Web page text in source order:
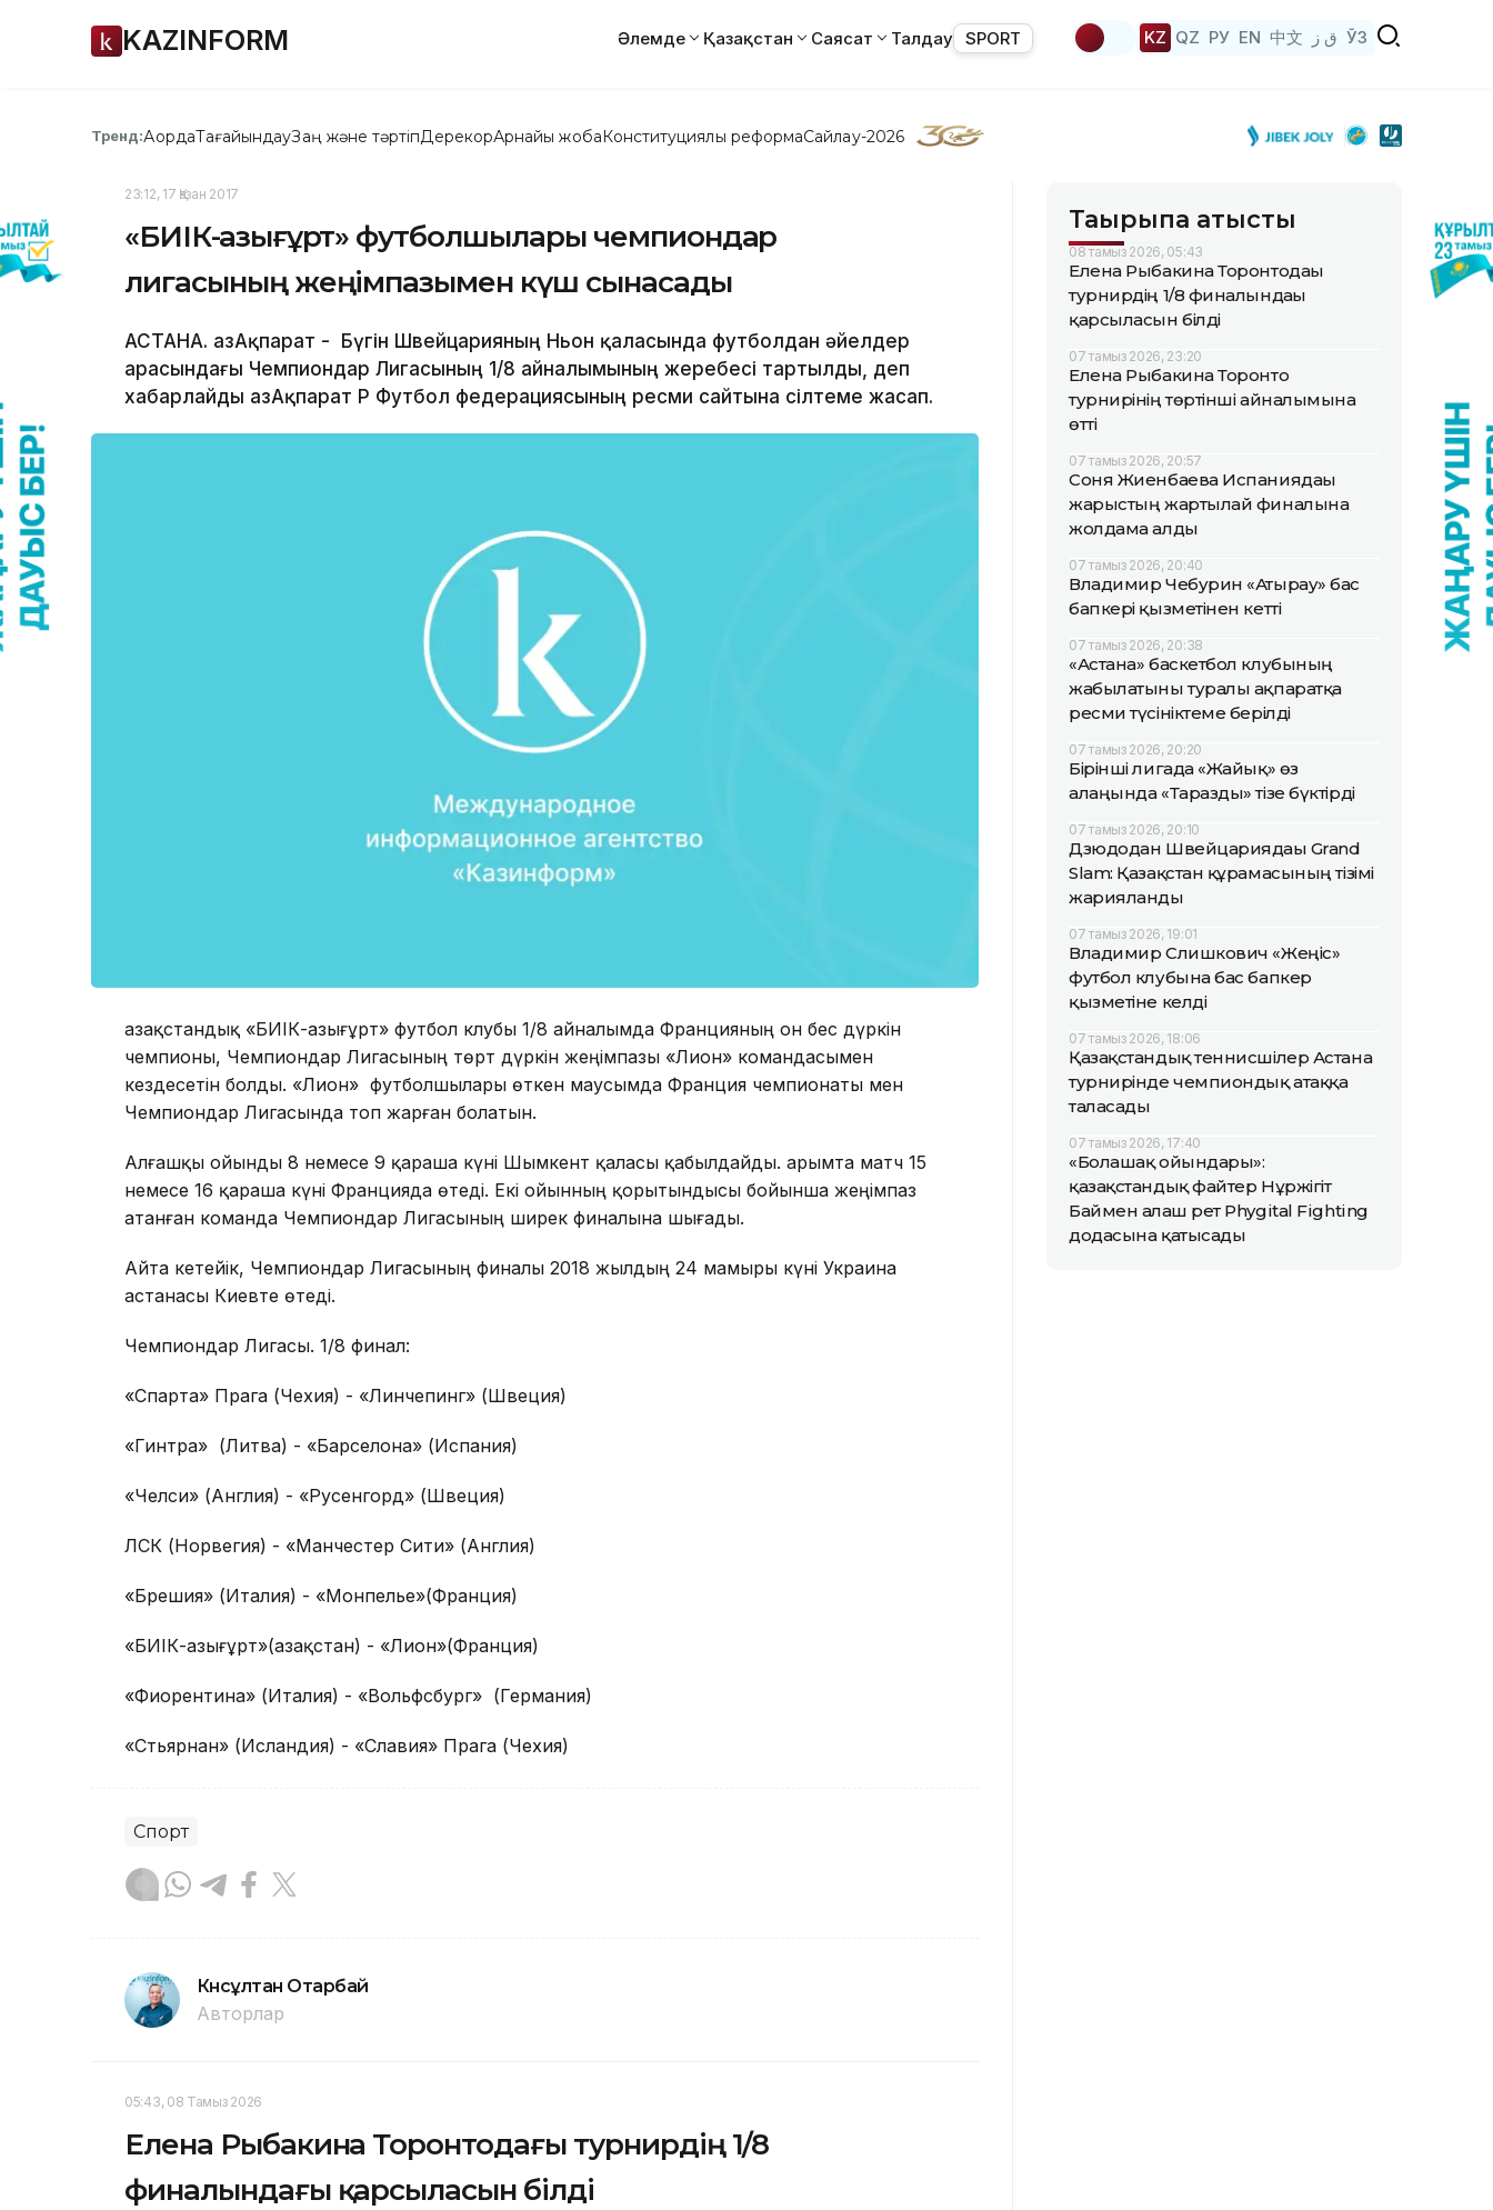
KAZINFORM Әлемде Қазақстан Саясат Талдау SPORT KZ QZ РУ EN 中文 ق ز ЎЗ
Тренд:АқордаТағайындауЗаң және тәртіпДерекқорАрнайы жобаКонституциялық реформаСайлау-2026
23:12, 17 Қазан 2017
«БИІК-Қазығұрт» футболшылары чемпиондар
лигасының жеңімпазымен күш сынасады
АСТАНА. ҚазАқпарат - Бүгін Швейцарияның Ньон қаласында футболдан әйелдер
арасындағы Чемпиондар Лигасының 1/8 айналымының жеребесі тартылды, деп
хабарлайды ҚазАқпарат ҚР Футбол федерациясының ресми сайтына сілтеме жасап.
Қазақстандық «БИІК-Қазығұрт» футбол клубы 1/8 айналымда Францияның он бес дүркін
чемпионы, Чемпиондар Лигасының төрт дүркін жеңімпазы «Лион» командасымен
кездесетін болды. «Лион» футболшылары өткен маусымда Франция чемпионаты мен
Чемпиондар Лигасында топ жарған болатын.
Алғашқы ойынды 8 немесе 9 қараша күні Шымкент қаласы қабылдайды. Қарымта матч 15
немесе 16 қараша күні Францияда өтеді. Екі ойынның қорытындысы бойынша жеңімпаз
атанған команда Чемпиондар Лигасының ширек финалына шығады.
Айта кетейік, Чемпиондар Лигасының финалы 2018 жылдың 24 мамыры күні Украина
астанасы Киевте өтеді.
Чемпиондар Лигасы. 1/8 финал:
«Спарта» Прага (Чехия) - «Линчепинг» (Швеция)
«Гинтра» (Литва) - «Барселона» (Испания)
«Челси» (Англия) - «Русенгорд» (Швеция)
ЛСК (Норвегия) - «Манчестер Сити» (Англия)
«Брешия» (Италия) - «Монпелье»(Франция)
«БИІК-Қазығұрт»(Қазақстан) - «Лион»(Франция)
«Фиорентина» (Италия) - «Вольфсбург» (Германия)
«Стьярнан» (Исландия) - «Славия» Прага (Чехия)
Спорт
Күнсұлтан Отарбай
Авторлар
05:43, 08 Тамыз 2026
Елена Рыбакина Торонтодағы турнирдің 1/8
финалындағы қарсыласын білді
Тақырыпқа қатысты
08 тамыз 2026, 05:43
Елена Рыбакина Торонтодағы
турнирдің 1/8 финалындағы
қарсыласын білді
07 тамыз 2026, 23:20
Елена Рыбакина Торонто
турнирінің төртінші айналымына
өтті
07 тамыз 2026, 20:57
Соня Жиенбаева Испаниядағы
жарыстың жартылай финалына
жолдама алды
07 тамыз 2026, 20:40
Владимир Чебурин «Атырау» бас
бапкері қызметінен кетті
07 тамыз 2026, 20:38
«Астана» баскетбол клубының
жабылатыны туралы ақпаратқа
ресми түсініктеме берілді
07 тамыз 2026, 20:20
Бірінші лигада «Жайық» өз
алаңында «Таразды» тізе бүктірді
07 тамыз 2026, 20:10
Дзюдодан Швейцариядағы Grand
Slam: Қазақстан құрамасының тізімі
жарияланды
07 тамыз 2026, 19:01
Владимир Слишкович «Жеңіс»
футбол клубына бас бапкер
қызметіне келді
07 тамыз 2026, 18:06
Қазақстандық теннисшілер Астана
турнирінде чемпиондық атаққа
таласады
07 тамыз 2026, 17:40
«Болашақ ойындары»:
қазақстандық файтер Нұржігіт
Баймен алғаш рет Phygital Fighting
додасына қатысады